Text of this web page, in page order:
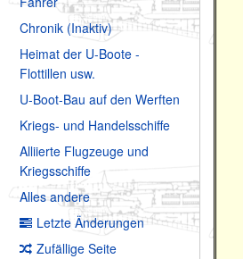
Chronik (Inaktiv)
Heimat der U-Boote -
Flottillen usw.
U-Boot-Bau auf den Werften
Kriegs- und Handelsschiffe
Alliierte Flugzeuge und
Kriegsschiffe
Alles andere
Letzte Änderungen
Zufällige Seite